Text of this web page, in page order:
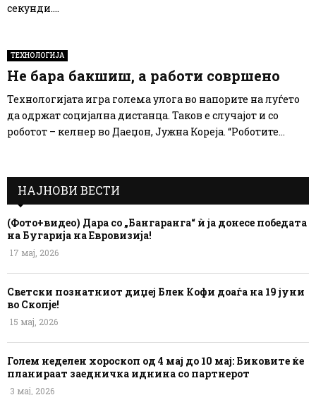
секунди....
ТЕХНОЛОГИЈА
Не бара бакшиш, а работи совршено
Технологијата игра голема улога во напорите на луѓето
да одржат социјална дистанца. Таков е случајот и со
роботот – келнер во Даеџон, Јужна Кореја. “Роботите...
НАЈНОВИ ВЕСТИ
(Фото+видео) Дара со „Бангаранга“ ѝ ја донесе победата
на Бугарија на Евровизија!
17 мај, 2026
Светски познатниот диџеј Блек Кофи доаѓа на 19 јуни
во Скопје!
15 мај, 2026
Голем неделен хороскоп од 4 мај до 10 мај: Биковите ќе
планираат заедничка иднина со партнерот
3 мај, 2026